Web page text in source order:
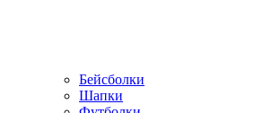
Бейсболки
Шапки